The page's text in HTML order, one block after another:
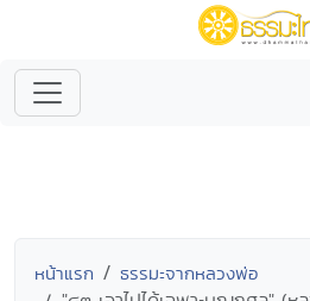
หน้าแรก ธรรมะจากหลวงพ่อ